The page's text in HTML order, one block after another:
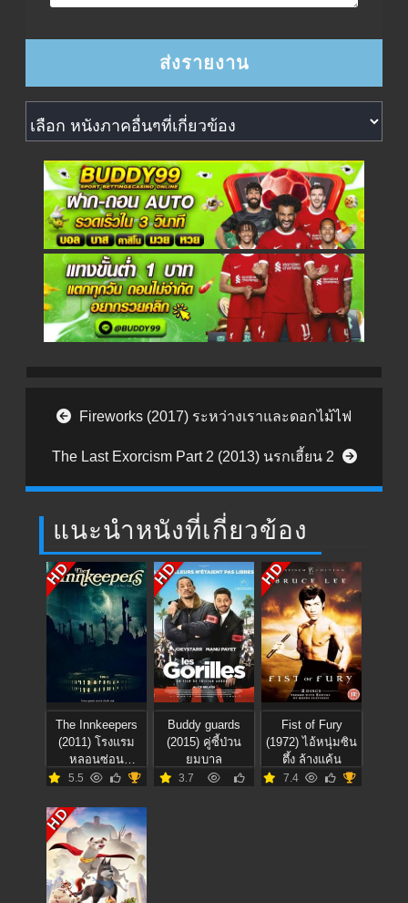
Post navigation
Fireworks (2017) ระหว่างเราและดอกไม้ไฟ
The Last Exorcism Part 2 (2013) นรกเฮี้ยน 2
แนะนำหนังที่เกี่ยวข้อง
HD
The Innkeepers
(2011) โรงแรม
หลอนซ่อน
วิญญาณเฮี้ยน
5.5
HD
Buddy guards
(2015) คู่ซี้ป่วน
ยมบาล
3.7
HD
Fist of Fury
(1972) ไอ้หนุ่มซิน
ตึ้ง ล้างแค้น
7.4
HD